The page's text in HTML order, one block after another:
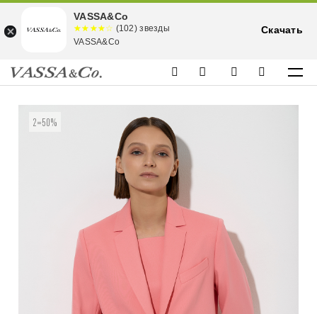
2=50%
VASSA&Co
☆☆☆☆☆
★★★★
★
(102) звезды
VASSA&Co
Скачать